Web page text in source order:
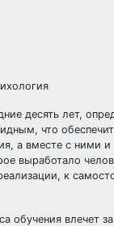
десять лет,
что
а вместе с
выработало
к
обучения влечет